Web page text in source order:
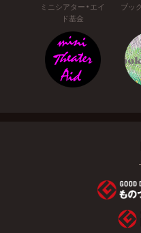
ミニシアター・エイ
ド基金
ブッ